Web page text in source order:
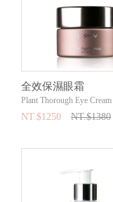
全效保濕眼霜
Plant Thorough Eye Cream
NT.$1250 NT.$1380